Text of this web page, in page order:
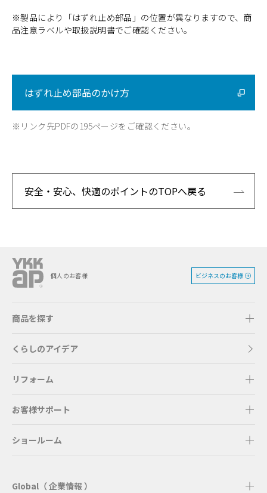
※製品により「はずれ止め部品」の位置が異なりますので、商
品注意ラベルや取扱説明書でご確認ください。
はずれ止め部品のかけ方
※リンク先PDFの195ページをご確認ください。
安全・安心、快適のポイントのTOPへ戻る
個人のお客様 ビジネスのお客様
商品を探す
くらしのアイデア
リフォーム
お客様サポート
ショールーム
Global（ 企業情報 ）